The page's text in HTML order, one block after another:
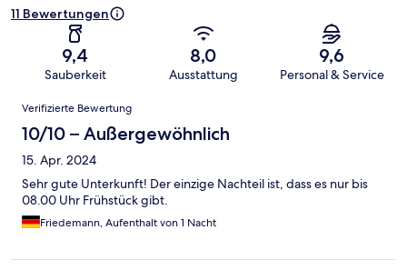
11 Bewertungen
9,4
Sauberkeit
8,0
Ausstattung
9,6
Personal & Service
Bewertungen
Verifizierte Bewertung
10/10 – Außergewöhnlich
15. Apr. 2024
Sehr gute Unterkunft! Der einzige Nachteil ist, dass es nur bis
08.00 Uhr Frühstück gibt.
Friedemann, Aufenthalt von 1 Nacht